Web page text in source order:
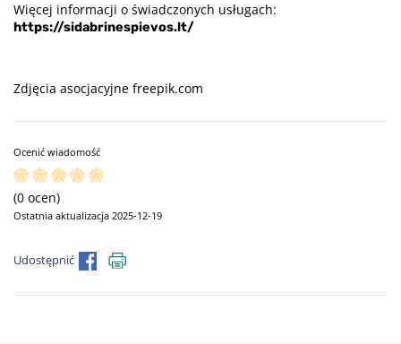
Więcej informacji o świadczonych usługach:
https://sidabrinespievos.lt/
Zdjęcia asocjacyjne freepik.com
Ocenić wiadomość
(0 ocen)
Ostatnia aktualizacja 2025-12-19
Udostępnić